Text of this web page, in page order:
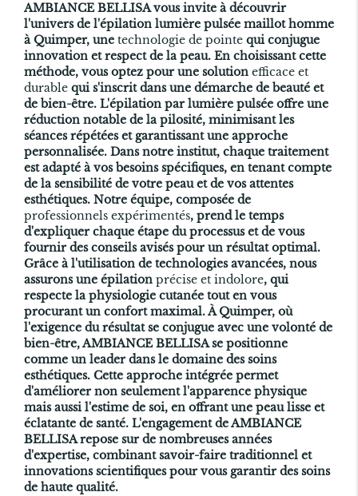
AMBIANCE BELLISA vous invite à découvrir
l'univers de l'épilation lumière pulsée maillot homme
à Quimper, une technologie de pointe qui conjugue
innovation et respect de la peau. En choisissant cette
méthode, vous optez pour une solution efficace et
durable qui s'inscrit dans une démarche de beauté et
de bien-être. L'épilation par lumière pulsée offre une
réduction notable de la pilosité, minimisant les
séances répétées et garantissant une approche
personnalisée. Dans notre institut, chaque traitement
est adapté à vos besoins spécifiques, en tenant compte
de la sensibilité de votre peau et de vos attentes
esthétiques. Notre équipe, composée de
professionnels expérimentés, prend le temps
d'expliquer chaque étape du processus et de vous
fournir des conseils avisés pour un résultat optimal.
Grâce à l'utilisation de technologies avancées, nous
assurons une épilation précise et indolore, qui
respecte la physiologie cutanée tout en vous
procurant un confort maximal. À Quimper, où
l'exigence du résultat se conjugue avec une volonté de
bien-être, AMBIANCE BELLISA se positionne
comme un leader dans le domaine des soins
esthétiques. Cette approche intégrée permet
d'améliorer non seulement l'apparence physique
mais aussi l'estime de soi, en offrant une peau lisse et
éclatante de santé. L'engagement de AMBIANCE
BELLISA repose sur de nombreuses années
d'expertise, combinant savoir-faire traditionnel et
innovations scientifiques pour vous garantir des soins
de haute qualité.